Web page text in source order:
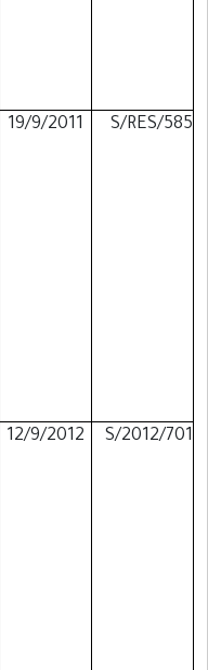
S/RES/585
19/9/2011
S/2012/701
12/9/2012